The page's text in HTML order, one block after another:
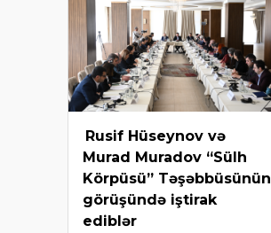
Rusif Hüseynov və
Murad Muradov “Sülh
Körpüsü” Təşəbbüsünün
görüşündə iştirak
ediblər